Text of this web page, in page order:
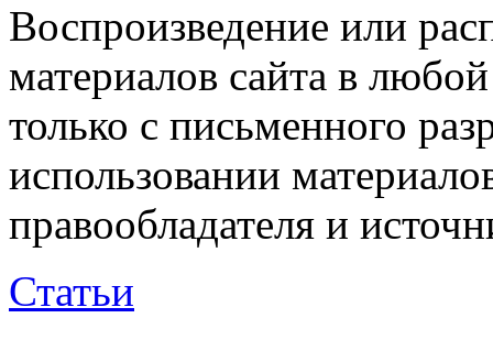
Воспроизведение или
материалов сайта в
только с письменного
использовании
правообладателя и
Статьи